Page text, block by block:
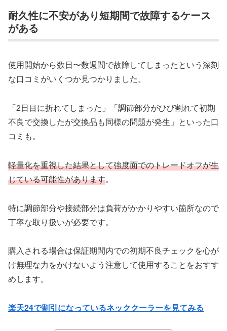
耐久性に不安があり短期間で故障するケース
がある
使用開始から数日〜数週間で故障してしまったという深刻
な口コミがいくつか見つかりました。
「2日目に折れてしまった」「調節部分がひび割れて初期
不良で交換したが交換品も同様の問題が発生」といった口
コミも。
軽量化を重視した結果として強度面でのトレードオフが生
じている可能性があります。
特に調節部分や接続部分は負荷がかかりやすい箇所なので
丁寧な取り扱いが必要です。
購入される場合は保証期間内での初期不良チェックを心が
け無理な力をかけないよう注意して使用することをおすす
めします。
楽天24で割引になっているネッククーラーを見てみる